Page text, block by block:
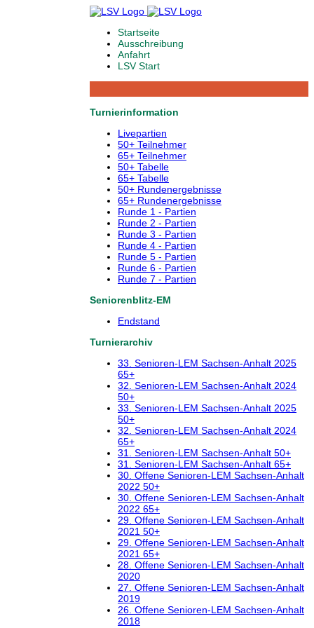
Startseite
Ausschreibung
Anfahrt
LSV Start
Turnierinformation
Livepartien
50+ Teilnehmer
65+ Teilnehmer
50+ Tabelle
65+ Tabelle
50+ Rundenergebnisse
65+ Rundenergebnisse
Runde 1 - Partien
Runde 2 - Partien
Runde 3 - Partien
Runde 4 - Partien
Runde 5 - Partien
Runde 6 - Partien
Runde 7 - Partien
Seniorenblitz-EM
Endstand
Turnierarchiv
33. Senioren-LEM Sachsen-Anhalt 2025
65+
32. Senioren-LEM Sachsen-Anhalt 2024
50+
33. Senioren-LEM Sachsen-Anhalt 2025
50+
32. Senioren-LEM Sachsen-Anhalt 2024
65+
31. Senioren-LEM Sachsen-Anhalt 50+
31. Senioren-LEM Sachsen-Anhalt 65+
30. Offene Senioren-LEM Sachsen-Anhalt
2022 50+
30. Offene Senioren-LEM Sachsen-Anhalt
2022 65+
29. Offene Senioren-LEM Sachsen-Anhalt
2021 50+
29. Offene Senioren-LEM Sachsen-Anhalt
2021 65+
28. Offene Senioren-LEM Sachsen-Anhalt
2020
27. Offene Senioren-LEM Sachsen-Anhalt
2019
26. Offene Senioren-LEM Sachsen-Anhalt
2018